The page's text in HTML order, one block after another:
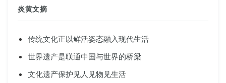
炎黄文摘
传统文化正以鲜活姿态融入现代生活
世界遗产是联通中国与世界的桥梁
文化遗产保护见人见物见生活